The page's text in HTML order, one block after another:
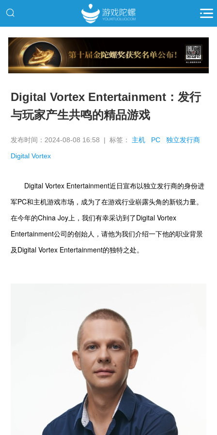
推广
Digital Vortex Entertainment：发行
与玩家产生共鸣的精品游戏
发布时间：2024-08-08 16:58 | 标签： 主机 PC 独立发行商
Digital Vortex
Digital Vortex Entertainment近日宣布以独立发行商的身份进
军PC和主机游戏市场，成为了在游戏行业崭露头角的新锐力量。
在今年的China Joy上，我们有幸采访到了Digital Vortex
Entertainment公司的创始人，请他为我们介绍一下他的职业背景
及Digital Vortex Entertainment的独特之处。